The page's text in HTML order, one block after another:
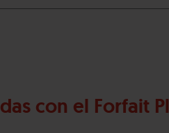
con el Forfait